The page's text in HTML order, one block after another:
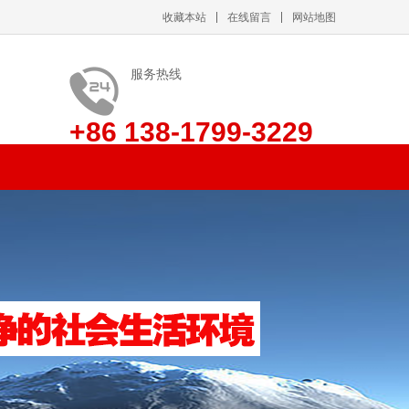
收藏本站 在线留言 网站地图
服务热线
+86 138-1799-3229